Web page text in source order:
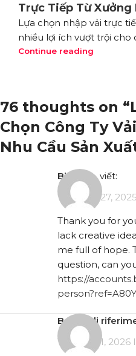
Trực Tiếp Từ Xưởng
Lựa chọn nhập vải trực
nhiều lợi ích vượt trội cho
Continue reading
76 thoughts on “
Chọn Công Ty
Nhu Cầu Sản
binance viết:
Tháng 12 27,
Thank you for
lack creative
me full of hope.
question, can
https://
bonus di
Tháng 1 21, 2026